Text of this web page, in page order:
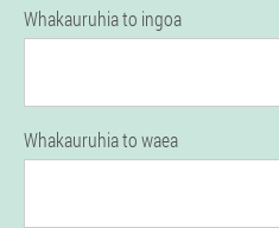
Whakauruhia to ingoa
Whakauruhia to waea